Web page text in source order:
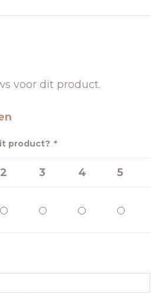
voor dit product.
product? *
2 3 4 5